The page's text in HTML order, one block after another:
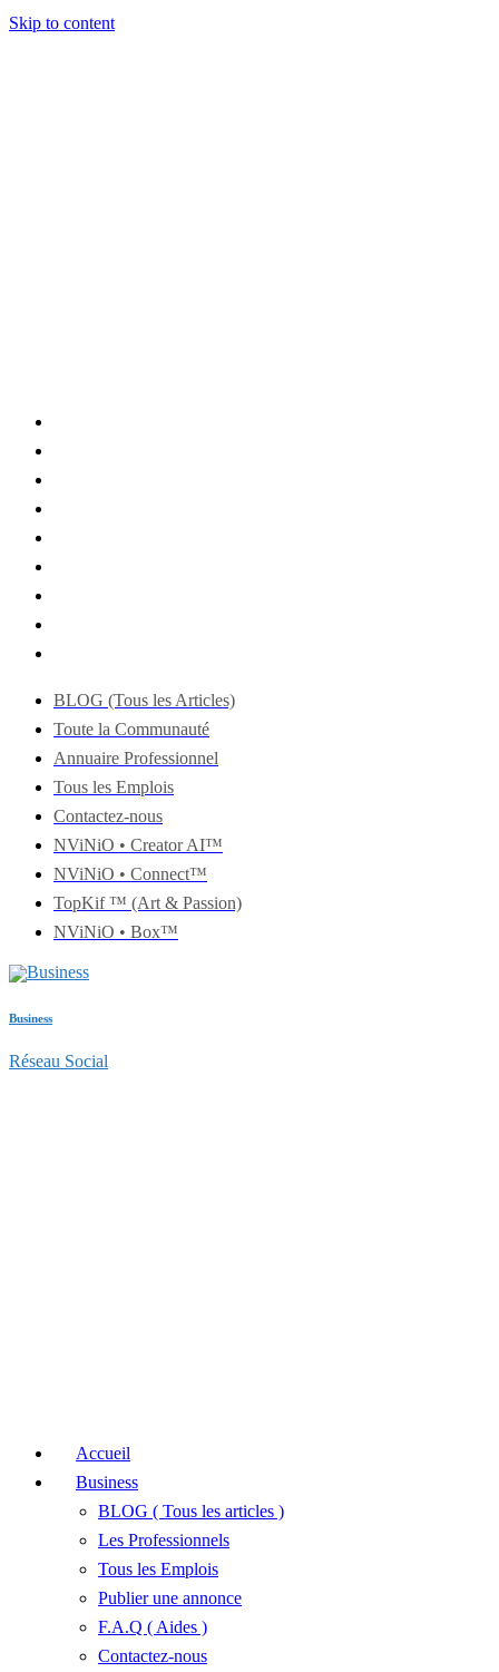
Skip to content
BLOG (Tous les Articles)
Toute la Communauté
Annuaire Professionnel
Tous les Emplois
Contactez-nous
NViNiO • Creator AI™
NViNiO • Connect™
TopKif ™ (Art & Passion)
NViNiO • Box™
Business
Réseau Social
Accueil
Business
BLOG ( Tous les articles )
Les Professionnels
Tous les Emplois
Publier une annonce
F.A.Q ( Aides )
Contactez-nous